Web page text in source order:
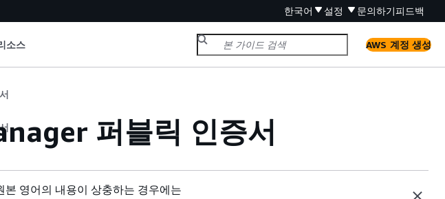
한국어 설정 문의하기피드백
소스 AWS 계정 생성
퍼블릭 인증서
영어의 내용이 상충하는 경우에는